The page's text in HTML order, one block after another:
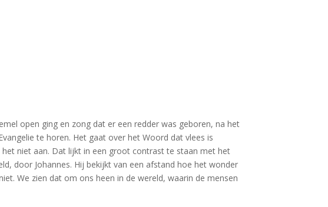
open ging en zong dat er een redder was geboren, na het
te horen. Het gaat over het Woord dat vlees is
niet aan. Dat lijkt in een groot contrast te staan met het
door Johannes. Hij bekijkt van een afstand hoe het wonder
We zien dat om ons heen in de wereld, waarin de mensen